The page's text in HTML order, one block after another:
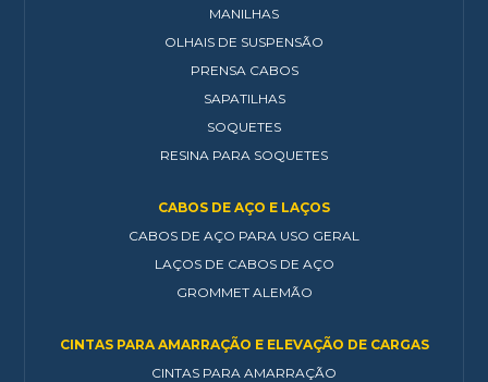
MANILHAS
OLHAIS DE SUSPENSÃO
PRENSA CABOS
SAPATILHAS
SOQUETES
RESINA PARA SOQUETES
CABOS DE AÇO E LAÇOS
CABOS DE AÇO PARA USO GERAL
LAÇOS DE CABOS DE AÇO
GROMMET ALEMÃO
CINTAS PARA AMARRAÇÃO E ELEVAÇÃO DE CARGAS
CINTAS PARA AMARRAÇÃO